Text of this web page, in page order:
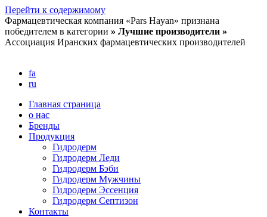
Перейти к содержимому
Фармацевтическая компания «Pars Hayan» признана
победителем в категории » Лучшие производители »
Ассоциация Иранских фармацевтических производителей
fa
ru
Главная страница
о нас
Бренды
Продукция
Гидродерм
Гидродерм Леди
Гидродерм Бэби
Гидродерм Мужчины
Гидродерм Эссенция
Гидродерм Септизон
Контакты